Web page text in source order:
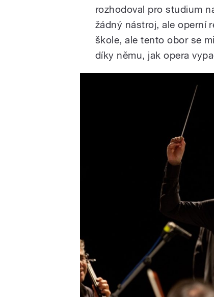
rozhodoval pro studium
žádný nástroj, ale operní
škole, ale tento obor se
díky němu, jak opera